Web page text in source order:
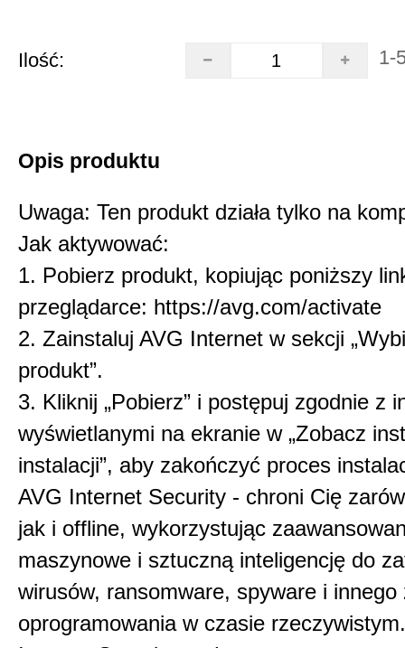
Ilość: 1-
Opis produktu
Uwaga: Ten produkt działa tylko na
Jak aktywować:
1. Pobierz produkt, kopiując poniższy
przeglądarce: https://avg.com/activate
2. Zainstaluj AVG Internet w sekcji
produkt”.
3. Kliknij „Pobierz” i postępuj zgodnie z
wyświetlanymi na ekranie w „Zobacz
instalacji”, aby zakończyć proces
AVG Internet Security - chroni Cię
jak i offline, wykorzystując
maszynowe i sztuczną inteligencję do
wirusów, ransomware, spyware i innego
oprogramowania w czasie